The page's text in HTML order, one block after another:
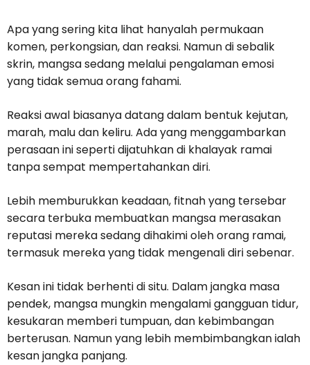
Apa yang sering kita lihat hanyalah permukaan
komen, perkongsian, dan reaksi. Namun di sebalik
skrin, mangsa sedang melalui pengalaman emosi
yang tidak semua orang fahami.
Reaksi awal biasanya datang dalam bentuk kejutan,
marah, malu dan keliru. Ada yang menggambarkan
perasaan ini seperti dijatuhkan di khalayak ramai
tanpa sempat mempertahankan diri.
Lebih memburukkan keadaan, fitnah yang tersebar
secara terbuka membuatkan mangsa merasakan
reputasi mereka sedang dihakimi oleh orang ramai,
termasuk mereka yang tidak mengenali diri sebenar.
Kesan ini tidak berhenti di situ. Dalam jangka masa
pendek, mangsa mungkin mengalami gangguan tidur,
kesukaran memberi tumpuan, dan kebimbangan
berterusan. Namun yang lebih membimbangkan ialah
kesan jangka panjang.